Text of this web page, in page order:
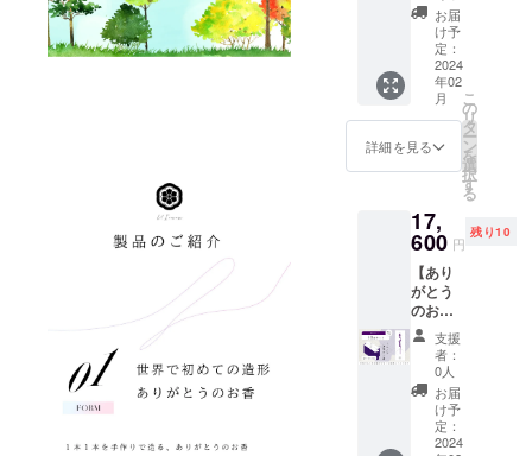
ザイ
ン・仕
様は一
部変更
になる
可能性
いま
す。 ※
金額で
す。
す。 ※
直径
15cm以
上の受
け皿を
ご用意
くださ
い。 ＝
※製品改
良のた
め、お
香本体
や化粧
箱、付
属品な
どのデ
ザイ
ン・仕
様は一
部変更
になる
次発送
大切な
方への
贈り物
にもご
利用い
ただけ
るよう
まし
た。 お
香立て
も付属
してお
りすぐ
にご利
用いた
だけま
す。 ※
直径
15cm以
上の受
が5段に
なった
お重で
す。
《色》
単色カ
ラー
（バイ
オレッ
ト）
意数
量》 限
定15個
《お届
け予
定》
2024年
2月下旬
より順
次発送
大切な
方への
贈り物
お届
け予
定：
2024
年02
月
詳細を見る
こ
の
リ
タ
ー
ン
を
選
択
す
る
17,
600 円
残り10
【あり
がとう
のお香
１０
本】 ※1
本入り
の箱が5
段に
なった
お重が2
支援
者：
0人
お届
け予
定：
2024